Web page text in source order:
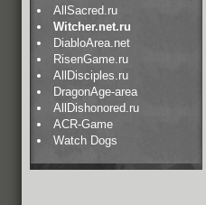
AllSacred.ru
Witcher.net.ru
DiabloArea.net
RisenGame.ru
AllDisciples.ru
DragonAge-area
AllDishonored.ru
ACR-Game
Watch Dogs